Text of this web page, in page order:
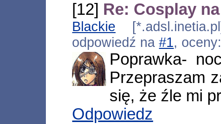
[12] Re: Cosplay
Blackie
odpowiedź na#1,
Poprawka-
Przepraszam
się, że źle mi
Odpowiedz